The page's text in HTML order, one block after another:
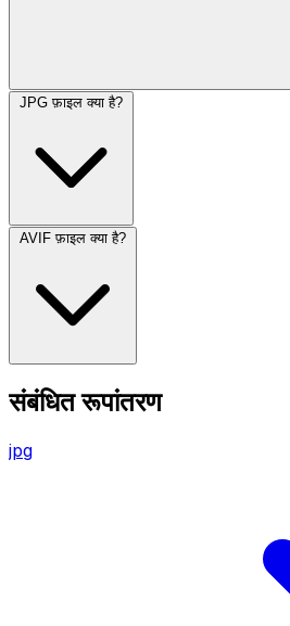
JPG फ़ाइल क्या है?
AVIF फ़ाइल क्या है?
संबंधित रूपांतरण
jpg